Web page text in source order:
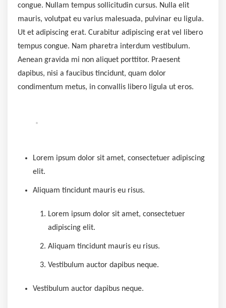
congue. Nullam tempus sollicitudin cursus. Nulla elit
mauris, volutpat eu varius malesuada, pulvinar eu ligula.
Ut et adipiscing erat. Curabitur adipiscing erat vel libero
tempus congue. Nam pharetra interdum vestibulum.
Aenean gravida mi non aliquet porttitor. Praesent
dapibus, nisi a faucibus tincidunt, quam dolor
condimentum metus, in convallis libero ligula ut eros.
Lorem ipsum dolor sit amet, consectetuer adipiscing
elit.
Aliquam tincidunt mauris eu risus.
Lorem ipsum dolor sit amet, consectetuer
adipiscing elit.
Aliquam tincidunt mauris eu risus.
Vestibulum auctor dapibus neque.
Vestibulum auctor dapibus neque.